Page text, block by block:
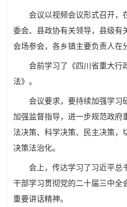
会议以视频会议形式召开，
委会、县政协有关领导，县级有
会场参会，各乡镇主要负责人在
会前学习了《四川省重大行
法》。
会议要求，要持续加强学习
加强监督指导，进一步规范政府
法决策、科学决策、民主决策，
决策法治化。
会上，传达学习了习近平总
干部学习贯彻党的二十届三中全
重要讲话精神。